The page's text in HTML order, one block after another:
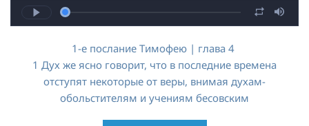
1-е послание Тимофею | глава 4
1 Дух же ясно говорит, что в последние времена
отступят некоторые от веры, внимая духам-
обольстителям и учениям бесовским